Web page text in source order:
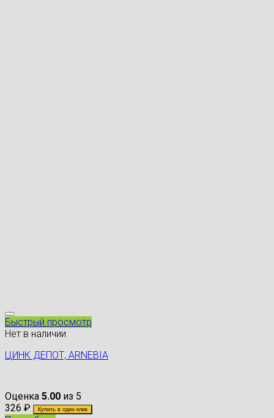
Быстрый просмотр
Нет в наличии
ЦИНК ДЕПОТ, ARNEBIA
Оценка 5.00 из 5
326 ₽ Купить в один клик